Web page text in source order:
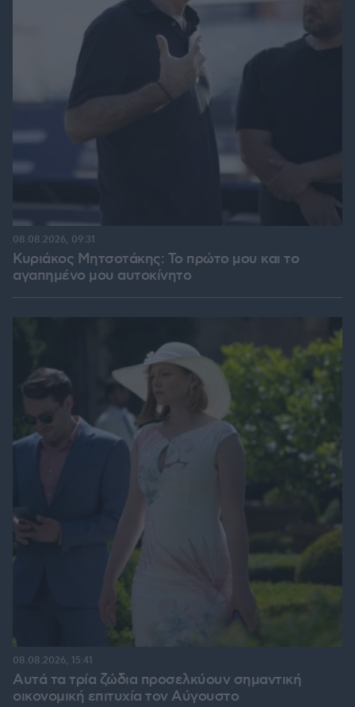
Κυριάκος Μητσοτάκης: Το πρώτο μου και το
αγαπημένο μου αυτοκίνητο
08.08.2026, 09:31
Αυτά τα τρία ζώδια προσελκύουν σημαντική
οικονομική επιτυχία τον Αύγουστο
08.08.2026, 15:41